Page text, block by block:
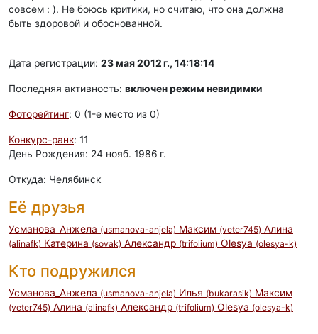
совсем : ). Не боюсь критики, но считаю, что она должна
быть здоровой и обоснованной.
Дата регистрации: 23 мая 2012 г., 14:18:14
Последняя активность: включен режим невидимки
Фоторейтинг: 0 (1-e место из 0)
Конкурс-ранк: 11
День Рождения: 24 нояб. 1986 г.
Откуда: Челябинск
Её друзья
Усманова_Анжела (usmanova-anjela) Максим (veter745) Алина
(alinafk) Катерина (sovak) Александр (trifolium) Olesya (olesya-k)
Кто подружился
Усманова_Анжела (usmanova-anjela) Илья (bukarasik) Максим
(veter745) Алина (alinafk) Александр (trifolium) Olesya (olesya-k)